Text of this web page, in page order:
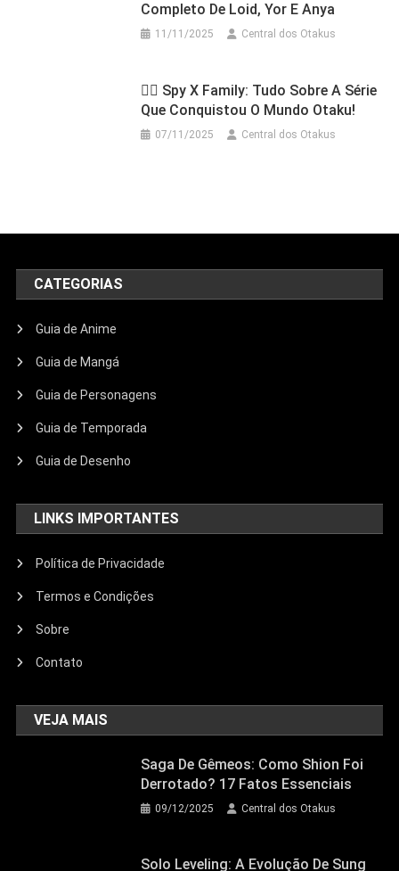
Completo De Loid, Yor E Anya
11/11/2025 Central dos Otakus
🕵️‍♂️ Spy X Family: Tudo Sobre A Série
Que Conquistou O Mundo Otaku!
07/11/2025 Central dos Otakus
CATEGORIAS
Guia de Anime
Guia de Mangá
Guia de Personagens
Guia de Temporada
Guia de Desenho
LINKS IMPORTANTES
Política de Privacidade
Termos e Condições
Sobre
Contato
VEJA MAIS
Saga De Gêmeos: Como Shion Foi
Derrotado? 17 Fatos Essenciais
09/12/2025 Central dos Otakus
Solo Leveling: A Evolução De Sung